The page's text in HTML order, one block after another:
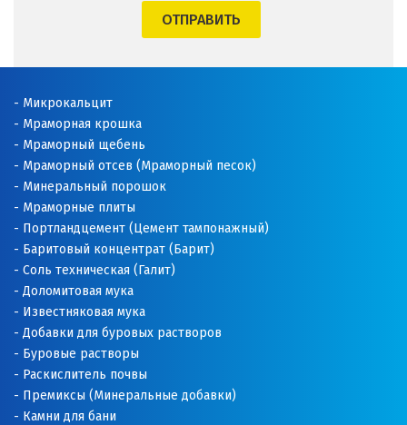
ОТПРАВИТЬ
Микрокальцит
Мраморная крошка
Мраморный щебень
Мраморный отсев (Мраморный песок)
Минеральный порошок
Мраморные плиты
Портландцемент (Цемент тампонажный)
Баритовый концентрат (Барит)
Соль техническая (Галит)
Доломитовая мука
Известняковая мука
Добавки для буровых растворов
Буровые растворы
Раскислитель почвы
Премиксы (Минеральные добавки)
Камни для бани